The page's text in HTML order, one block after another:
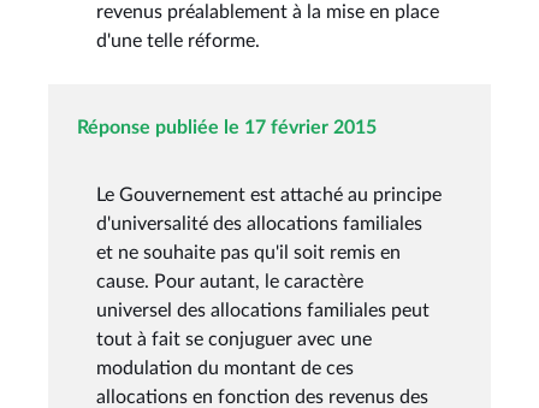
revenus préalablement à la mise en place
d'une telle réforme.
Réponse publiée le 17 février 2015
Le Gouvernement est attaché au principe
d'universalité des allocations familiales
et ne souhaite pas qu'il soit remis en
cause. Pour autant, le caractère
universel des allocations familiales peut
tout à fait se conjuguer avec une
modulation du montant de ces
allocations en fonction des revenus des